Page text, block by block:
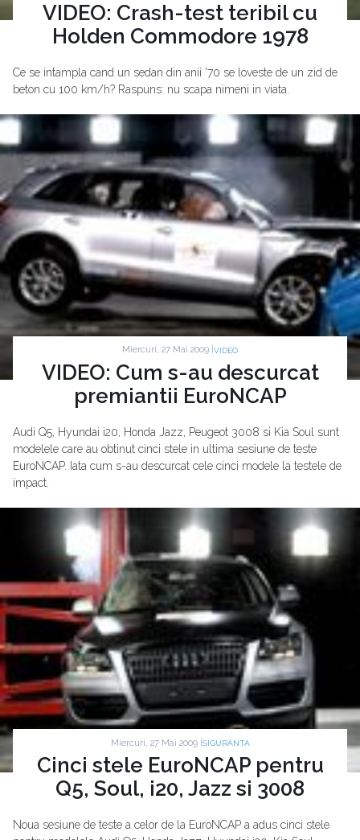
VIDEO: Crash-test teribil cu
Holden Commodore 1978
Ce se intampla cand un sedan din anii '70 se loveste de un zid de
beton cu 100 km/h? Raspuns: nu scapa nimeni in viata.
Miercuri, 27 Mai 2009 | VIDEO
VIDEO: Cum s-au descurcat
premiantii EuroNCAP
Audi Q5, Hyundai i20, Honda Jazz, Peugeot 3008 si Kia Soul sunt
modelele care au obtinut cinci stele in ultima sesiune de teste
EuroNCAP. Iata cum s-au descurcat cele cinci modele la testele de
impact.
Miercuri, 27 Mai 2009 | SIGURANTA
Cinci stele EuroNCAP pentru
Q5, Soul, i20, Jazz si 3008
Noua sesiune de teste a celor de la EuroNCAP a adus cinci stele